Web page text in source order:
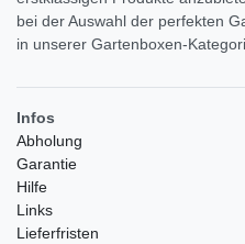
bei der Auswahl der perfekten
in unserer Gartenboxen-
Infos
Abholung
Garantie
Hilfe
Links
Lieferfristen